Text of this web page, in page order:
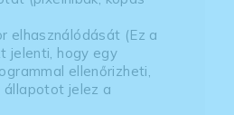
elhasználódását (Ez a
jelenti, hogy egy
ellenőrizheti,
állapotot jelez a